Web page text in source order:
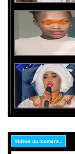
Vidéos du moment...